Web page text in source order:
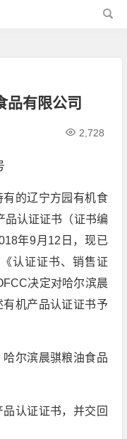
品有限公司
2,728
的辽宁方园有机食
品认证证书（证书编
年9月12日，现已
认证证书、销售证
决定对哈尔滨晨
机产品认证证书予
尔滨晨骐粮油食品
品认证证书，并交回